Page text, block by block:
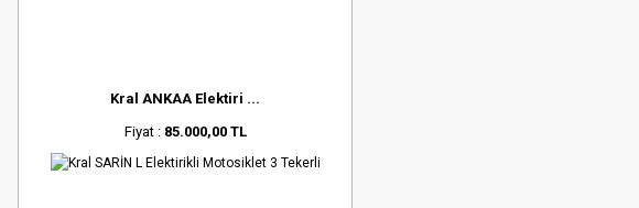
Kral ANKAA Elektiri ...
Fiyat : 85.000,00 TL